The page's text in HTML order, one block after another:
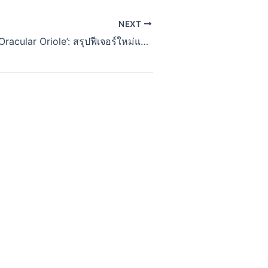
NEXT
Ubuntu 24.10 ‘Oracular Oriole’: สรุปฟีเจอร์ใหม่และการอัปเดต